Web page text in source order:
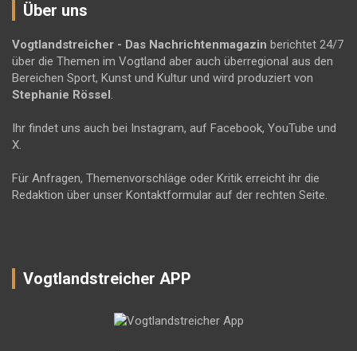
Über uns
Vogtlandstreicher - Das Nachrichtenmagazin berichtet 24/7
über die Themen im Vogtland aber auch überregional aus den
Bereichen Sport, Kunst und Kultur und wird produziert von
Stephanie Rössel .
Ihr findet uns auch bei Instagram, auf Facebook, YouTube und
X.
Für Anfragen, Themenvorschläge oder Kritik erreicht ihr die
Redaktion über unser Kontaktformular auf der rechten Seite.
Vogtlandstreicher APP